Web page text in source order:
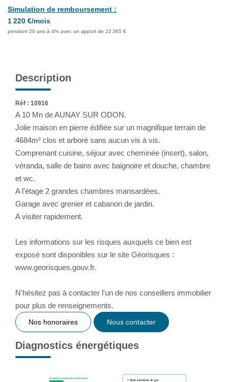
Simulation de remboursement :
1 220 €/mois
pendant 20 ans à 4% avec un apport de 22 365 €
Description
Réf : 10916
A 10 Mn de AUNAY SUR ODON.
Jolie maison en pierre édifiée sur un magnifique terrain de
4684m² clos et arboré sans aucun vis à vis.
Comprenant cuisine, séjour avec cheminée (insert), salon,
véranda, salle de bains avec baignoire et douche, chambre
et wc.
A l'étage 2 grandes chambres mansardées.
Garage avec grenier et cabanon de jardin.
A visiter rapidement.
Les informations sur les risques auxquels ce bien est
exposé sont disponibles sur le site Géorisques :
www.georisques.gouv.fr.
N'hésitez pas à contacter l'un de nos conseillers immobilier
pour plus de renseignements.
Nos honoraires Nous contacter
Diagnostics énergétiques